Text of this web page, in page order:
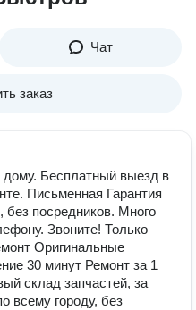
Чат
заказ
Бесплатный выезд в
Письменная Гарантия
без посредников. Много
Звоните! Только
Оригинальные
30 минут Ремонт за 1
склад запчастей, за
всему городу, без